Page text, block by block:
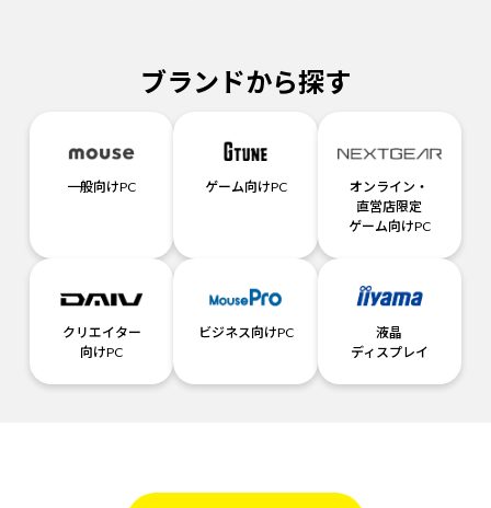
ブランドから探す
一般向けPC ゲーム向けPC
オンライン・
直営店限定
ゲーム向けPC
クリエイター
向けPC
ビジネス向けPC
液晶
ディスプレイ